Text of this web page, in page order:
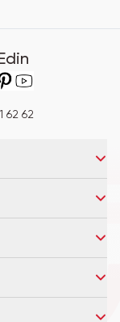
62 62